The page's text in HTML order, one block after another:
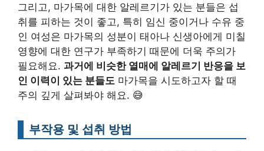
그리고, 마가목에 대한 알레르기가 있는 분들은 섭
취를 피하는 것이 좋고, 특히 임신 중이거나 수유 중
인 여성은 마가목의 성분이 태아나 신생아에게 미칠
영향에 대한 연구가 부족하기 때문에 더욱 주의가
필요해요. 과거에 비슷한 열매에 알레르기 반응을 보
인 이력이 있는 분들도 마가목을 시도하고자 할 때
주의 깊게 살펴봐야 해요. 😅
부작용 및 섭취 방법